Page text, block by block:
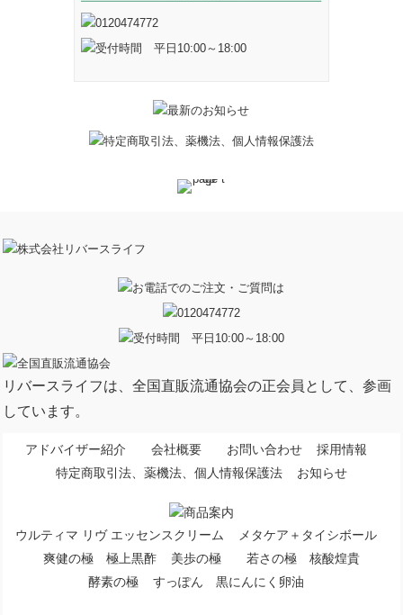
リバースライフは、全国直販流通協会の正会員として、参画
しています。
アドバイザー紹介 会社概要 お問い合わせ
採用情報
特定商取引法、薬機法、個人情報保護法
お知らせ
ウルティマ リヴ エッセンスクリーム
メタケア＋タイシボール
爽健の極 極上黒酢
美歩の極
若さの極 核酸煌貴
酵素の極
すっぽん 黒にんにく卵油